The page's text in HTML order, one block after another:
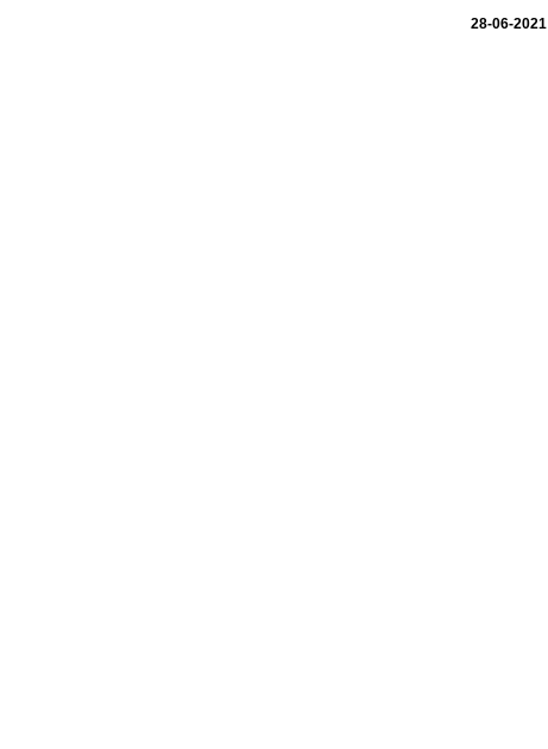
28-06-2021